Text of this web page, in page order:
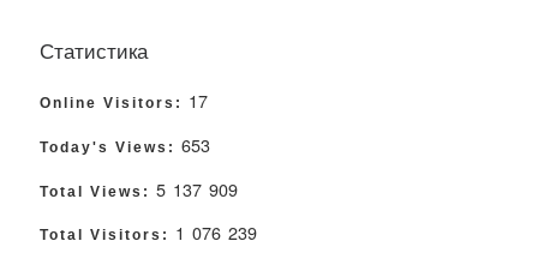
Статистика
Online Visitors: 17
Today's Views: 653
Total Views: 5 137 909
Total Visitors: 1 076 239